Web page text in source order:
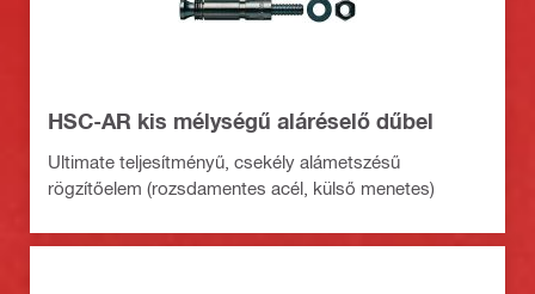
HSC-AR kis mélységű aláréselő dűbel
Ultimate teljesítményű, csekély alámetszésű
rögzítőelem (rozsdamentes acél, külső menetes)